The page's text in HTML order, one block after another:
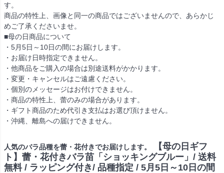
す。
商品の特性上、画像と同一の商品ではございませんので、あらかじ
めご了承くださいませ。
■母の日商品について
・5月5日～10日の間にお届けします。
・お届け日時指定できません。
・他商品をご購入の場合は別途送料がかかります。
・変更・キャンセルはご遠慮ください。
・個別のメッセージはお付けできません。
・商品の特性上、蕾のみの場合があります。
・ギフト商品のため代引き支払はお選び頂けません。
・沖縄、離島への届けできません。
人気のバラ品種を蕾・花付きでお届けします。
【母の日ギフ
ト】蕾・花付きバラ苗「ショッキングブルー」/ 送料
無料 / ラッピング付き/ 品種指定 / 5月5日～10日の間